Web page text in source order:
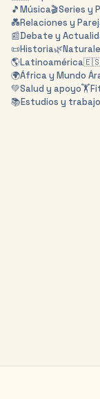
🎵Música🎬Series y
💑Relaciones y
📰Debate y
📜Historia🌿
🌎Latinoamérica
🌍África y Mundo
💚Salud y apoyo🏋️
📚Estudios y trabajo